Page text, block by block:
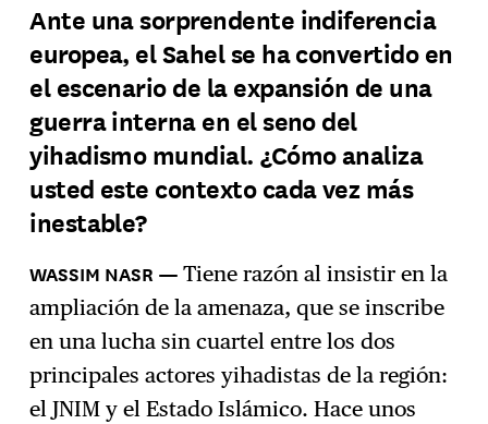
→ Suscríbase
Ante una sorprendente indiferencia
europea, el Sahel se ha convertido en
el escenario de la expansión de una
guerra interna en el seno del
yihadismo mundial. ¿Cómo analiza
usted este contexto cada vez más
inestable?
Tiene razón al insistir en la
ampliación de la amenaza, que se inscribe
en una lucha sin cuartel entre los dos
principales actores yihadistas de la región:
el JNIM y el Estado Islámico. Hace unos